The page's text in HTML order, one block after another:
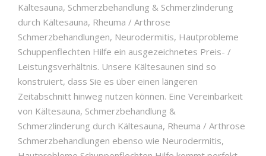
Kältesauna, Schmerzbehandlung & Schmerzlinderung
durch Kältesauna, Rheuma / Arthrose
Schmerzbehandlungen, Neurodermitis, Hautprobleme
Schuppenflechten Hilfe ein ausgezeichnetes Preis- /
Leistungsverhältnis. Unsere Kältesaunen sind so
konstruiert, dass Sie es über einen längeren
Zeitabschnitt hinweg nutzen können. Eine Vereinbarkeit
von Kältesauna, Schmerzbehandlung &
Schmerzlinderung durch Kältesauna, Rheuma / Arthrose
Schmerzbehandlungen ebenso wie Neurodermitis,